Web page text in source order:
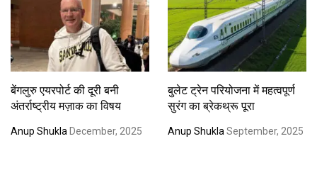
बेंगलुरु एयरपोर्ट की दूरी बनी
अंतर्राष्ट्रीय मज़ाक का विषय
Anup Shukla December, 2025
बुलेट ट्रेन परियोजना में महत्वपूर्ण
सुरंग का ब्रेकथ्रू पूरा
Anup ShuklaSeptember, 2025